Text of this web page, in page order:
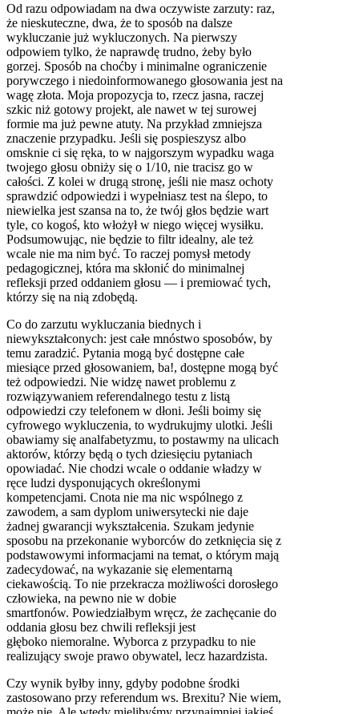
Od razu odpowiadam na dwa oczywiste zarzuty: raz,
że nieskuteczne, dwa, że to sposób na dalsze
wykluczanie już wykluczonych. Na pierwszy
odpowiem tylko, że naprawdę trudno, żeby było
gorzej. Sposób na choćby i minimalne ograniczenie
porywczego i niedoinformowanego głosowania jest na
wagę złota. Moja propozycja to, rzecz jasna, raczej
szkic niż gotowy projekt, ale nawet w tej surowej
formie ma już pewne atuty. Na przykład zmniejsza
znaczenie przypadku. Jeśli się pospieszysz albo
omsknie ci się ręka, to w najgorszym wypadku waga
twojego głosu obniży się o 1/10, nie tracisz go w
całości. Z kolei w drugą stronę, jeśli nie masz ochoty
sprawdzić odpowiedzi i wypełniasz test na ślepo, to
niewielka jest szansa na to, że twój głos będzie wart
tyle, co kogoś, kto włożył w niego więcej wysiłku.
Podsumowując, nie będzie to filtr idealny, ale też
wcale nie ma nim być. To raczej pomysł metody
pedagogicznej, która ma skłonić do minimalnej
refleksji przed oddaniem głosu — i premiować tych,
którzy się na nią zdobędą.
Co do zarzutu wykluczania biednych i
niewykształconych: jest całe mnóstwo sposobów, by
temu zaradzić. Pytania mogą być dostępne całe
miesiące przed głosowaniem, ba!, dostępne mogą być
też odpowiedzi. Nie widzę nawet problemu z
rozwiązywaniem referendalnego testu z listą
odpowiedzi czy telefonem w dłoni. Jeśli boimy się
cyfrowego wykluczenia, to wydrukujmy ulotki. Jeśli
obawiamy się analfabetyzmu, to postawmy na ulicach
aktorów, którzy będą o tych dziesięciu pytaniach
opowiadać. Nie chodzi wcale o oddanie władzy w
ręce ludzi dysponujących określonymi
kompetencjami. Cnota nie ma nic wspólnego z
zawodem, a sam dyplom uniwersytecki nie daje
żadnej gwarancji wykształcenia. Szukam jedynie
sposobu na przekonanie wyborców do zetknięcia się z
podstawowymi informacjami na temat, o którym mają
zadecydować, na wykazanie się elementarną
ciekawością. To nie przekracza możliwości dorosłego
człowieka, na pewno nie w dobie
smartfonów. Powiedziałbym wręcz, że zachęcanie do
oddania głosu bez chwili refleksji jest
głęboko niemoralne. Wyborca z przypadku to nie
realizujący swoje prawo obywatel, lecz hazardzista.
Czy wynik byłby inny, gdyby podobne środki
zastosowano przy referendum ws. Brexitu? Nie wiem,